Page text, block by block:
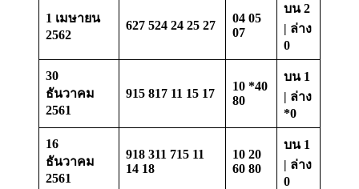
1 เมษายน
2562
627 524 24 25 27
04 05
07
บน 2
| ล่าง
0
30
ธันวาคม
2561
915 817 11 15 17
10 *40
80
บน 1
| ล่าง
*0
16
ธันวาคม
2561
918 311 715 11
14 18
10 20
60 80
บน 1
| ล่าง
0